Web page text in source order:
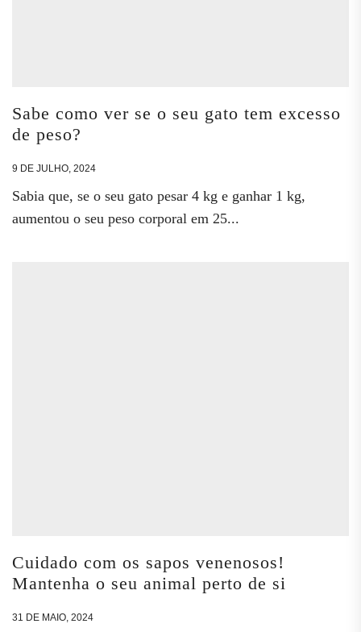
Sabe como ver se o seu gato tem excesso
de peso?
9 DE JULHO, 2024
Sabia que, se o seu gato pesar 4 kg e ganhar 1 kg,
aumentou o seu peso corporal em 25...
Cuidado com os sapos venenosos!
Mantenha o seu animal perto de si
31 DE MAIO, 2024